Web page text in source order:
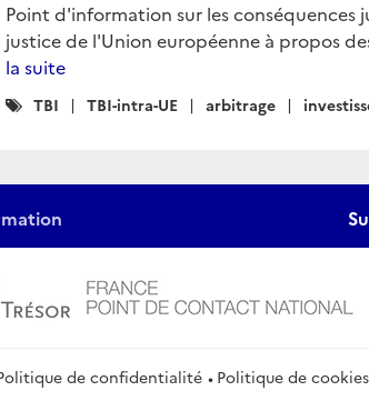
Point d'information sur les conséquences
justice de l'Union européenne à propos
la suite
Catégories
TBI TBI-intra-UE arbitrage
de confidentialité Politique de cookies